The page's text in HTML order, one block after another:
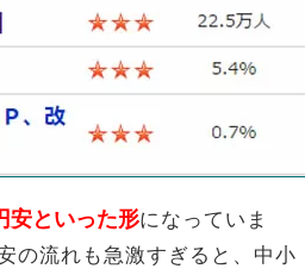
安といった形になっていま
の流れも急激すぎると、中小